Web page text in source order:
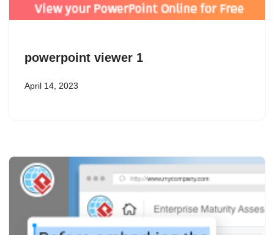
powerpoint viewer 1
April 14, 2023